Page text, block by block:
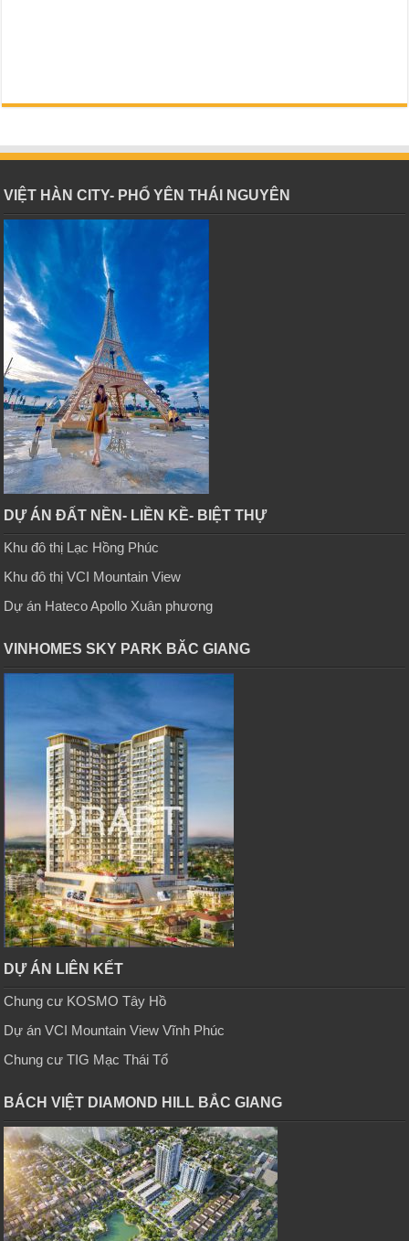
VIỆT HÀN CITY- PHỔ YÊN THÁI NGUYÊN
DỰ ÁN ĐẤT NỀN- LIỀN KỀ- BIỆT THỰ
Khu đô thị Lạc Hồng Phúc
Khu đô thị VCI Mountain View
Dự án Hateco Apollo Xuân phương
VINHOMES SKY PARK BĂC GIANG
DỰ ÁN LIÊN KẾT
Chung cư KOSMO Tây Hồ
Dự án VCI Mountain View Vĩnh Phúc
Chung cư TIG Mạc Thái Tổ
BÁCH VIỆT DIAMOND HILL BẮC GIANG